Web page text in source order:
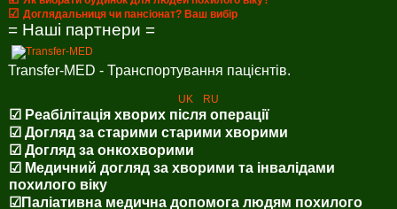
☑ Доглядальниця чи пансіонат? Ваш вибір
= Наші партнери =
Transfer-MED - Транспортування пацієнтів.
UK RU
☑ Реабілітація хворих після операції
☑ Догляд за старими старими хворими
☑ Догляд за онкохворими
☑ Медичний догляд за хворими та інвалідами
похилого віку
☑Паліативна медична допомога людям похилого